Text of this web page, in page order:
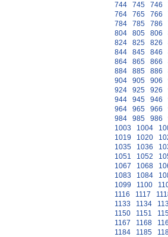
744
745 746
764
765 766
784
785 786
804
805 806
824
825 826
844
845 846
864
865 866
884
885 886
904
905 906
924
925 926
944
945 946
964
965 966
984
985 986
1003
1004
1019
1020
1035
1036
1051
1052
1067
1068
1083
1084
1099
1100
1116
1117
1133
1134
1150
1151
1167
1168
1184
1185